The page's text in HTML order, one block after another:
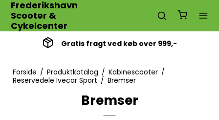
Frederikshavn
Scooter &
Cykelcenter
Gratis fragt ved køb over 999,-
Forside / Produktkatalog / Kabinescooter /
Reservedele Ivecar Sport / Bremser
Bremser